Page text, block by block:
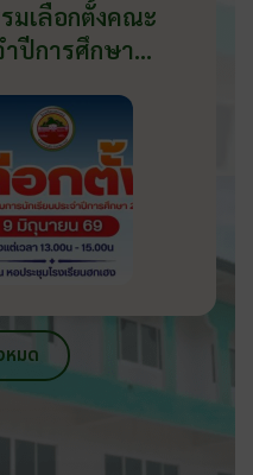
รมเลือกตั้งคณะ
ำปีการศึกษา
ยในโรงเรียน
หมด